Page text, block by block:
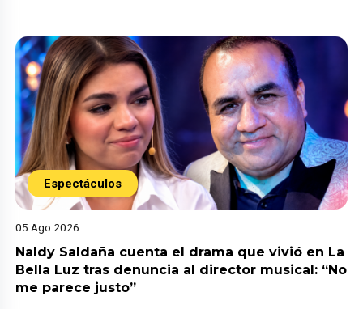
Espectáculos
05 Ago 2026
Naldy Saldaña cuenta el drama que vivió en La
Bella Luz tras denuncia al director musical: “No
me parece justo”